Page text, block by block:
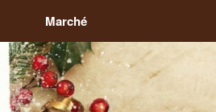
Marché